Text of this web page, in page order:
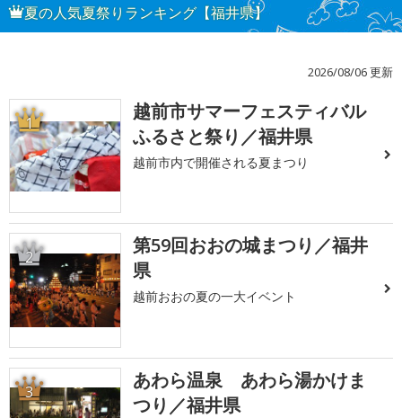
夏の人気夏祭りランキング【福井県】
2026/08/06 更新
1
越前市サマーフェスティバル
ふるさと祭り／福井県
越前市内で開催される夏まつり
2
第59回おおの城まつり／福井
県
越前おおの夏の一大イベント
3
あわら温泉 あわら湯かけま
つり／福井県